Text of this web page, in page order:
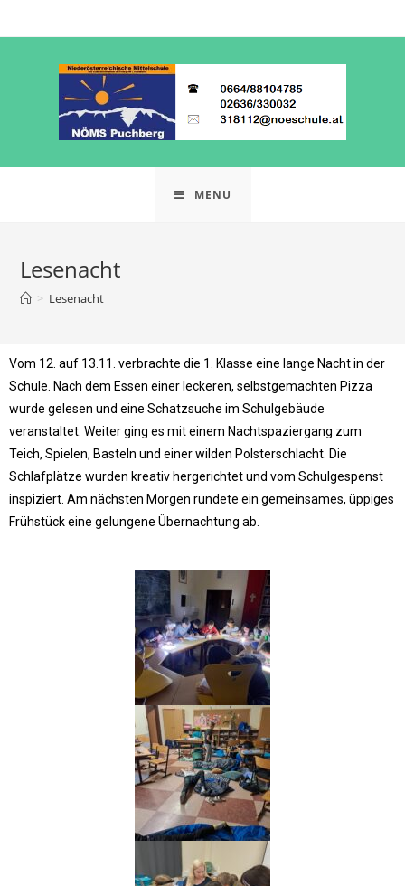
MENU
Lesenacht
> Lesenacht
Vom 12. auf 13.11. verbrachte die 1. Klasse eine lange Nacht in der
Schule. Nach dem Essen einer leckeren, selbstgemachten Pizza
wurde gelesen und eine Schatzsuche im Schulgebäude
veranstaltet. Weiter ging es mit einem Nachtspaziergang zum
Teich, Spielen, Basteln und einer wilden Polsterschlacht. Die
Schlafplätze wurden kreativ hergerichtet und vom Schulgespenst
inspiziert. Am nächsten Morgen rundete ein gemeinsames, üppiges
Frühstück eine gelungene Übernachtung ab.